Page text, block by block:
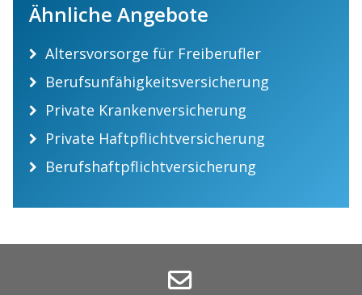
Ähnliche Angebote
Altersvorsorge für Freiberufler
Berufsunfähigkeitsversicherung
Private Krankenversicherung
Private Haftpflichtversicherung
Berufshaftpflichtversicherung